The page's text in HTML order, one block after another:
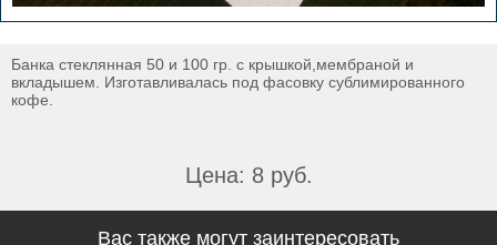
Банка стеклянная 50 и 100 гр. с крышкой,мембраной и
вкладышем. Изготавливалась под фасовку сублимированного
кофе.
Цена: 8 руб.
Вас также могут заинтересовать